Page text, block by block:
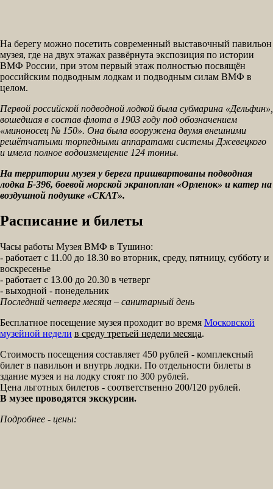
На берегу можно посетить современный выставочный павильон
музея, где на двух этажах развёрнута экспозиция по истории
ВМФ России, при этом первый этаж полностью посвящён
российским подводным лодкам и подводным силам ВМФ в
целом.
Первой российской подводной лодкой была субмарина «Дельфин»,
вошедшая в состав флота в 1903 году под обозначением
«миноносец № 150». Она была вооружена двумя внешними
решётчатыми торпедными аппаратами системы Джевецкого
и имела полное водоизмещение 124 тонны.
На территории музея у берега пришвартованы подводная
лодка Б-396, боевой морской экраноплан «Орленок» и катер на
воздушной подушке «СКАТ».
Расписание и билеты
Часы работы Музея ВМФ в Тушино:
- работает с 11.00 до 18.30 во вторник, среду, пятницу, субботу и
воскресенье
- работает с 13.00 до 20.30 в четверг
- выходной - понедельник
Последний четверг месяца – санитарный день
Бесплатное посещение музея проходит во время Московской
музейной недели в среду третьей недели месяца.
Стоимость посещения составляет 450 рублей - комплексный
билет в павильон и внутрь лодки. По отдельности билеты в
здание музея и на лодку стоят по 300 рублей.
Цена льготных билетов - соответственно 200/120 рублей.
В музее проводятся экскурсии.
Подробнее - цены: